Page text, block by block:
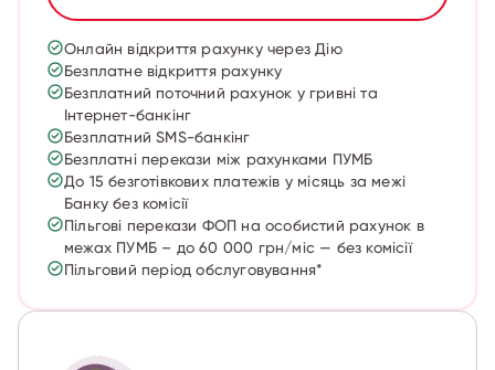
Онлайн відкриття рахунку через Дію
Безплатне відкриття рахунку
Безплатний поточний рахунок у гривні та
Інтернет-банкінг
Безплатний SMS-банкінг
Безплатні перекази між рахунками ПУМБ
До 15 безготівкових платежів у місяць за межі
Банку без комісії
Пільгові перекази ФОП на особистий рахунок в
межах ПУМБ – до 60 000 грн/міс — без комісії
Пільговий період обслуговування*